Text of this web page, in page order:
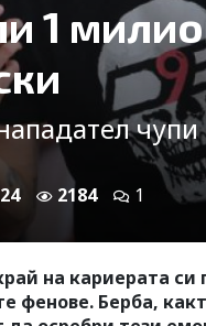
1
2184 1
на кариерата си
фенове. Берба,